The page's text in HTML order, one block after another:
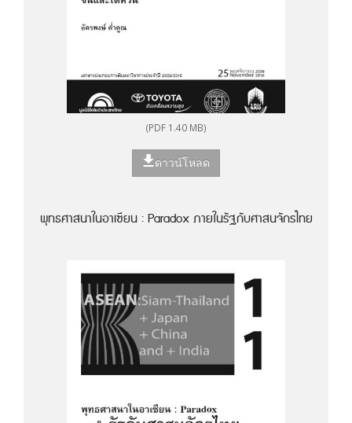
(PDF 1.40 MB)
ดาวน์โหลด
พุทธศาสนาในอาเซียน : Paradox ภายในรัฐกับศาสนจักรไทย